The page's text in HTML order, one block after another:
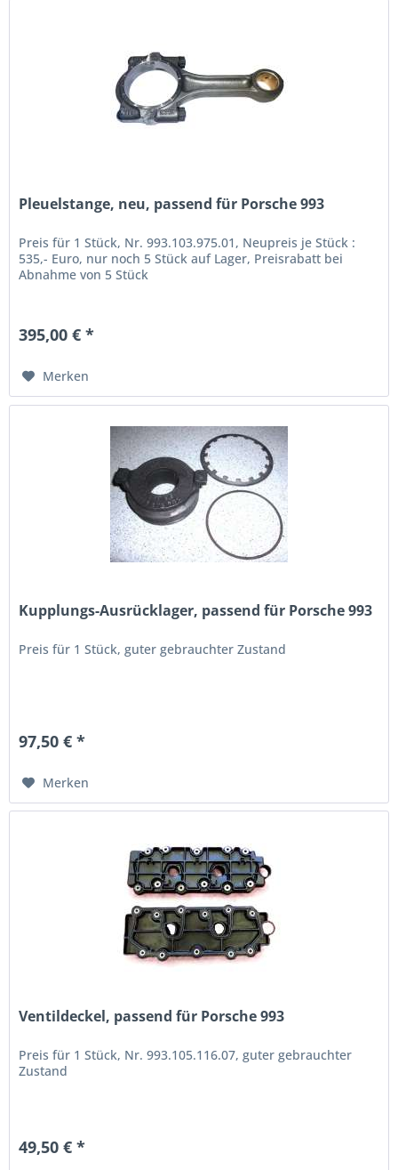
Pleuelstange, neu, passend für Porsche 993
Preis für 1 Stück, Nr. 993.103.975.01, Neupreis je Stück :
535,- Euro, nur noch 5 Stück auf Lager, Preisrabatt bei
Abnahme von 5 Stück
395,00 € *
Merken
Kupplungs-Ausrücklager, passend für Porsche 993
Preis für 1 Stück, guter gebrauchter Zustand
97,50 € *
Merken
Ventildeckel, passend für Porsche 993
Preis für 1 Stück, Nr. 993.105.116.07, guter gebrauchter
Zustand
49,50 € *